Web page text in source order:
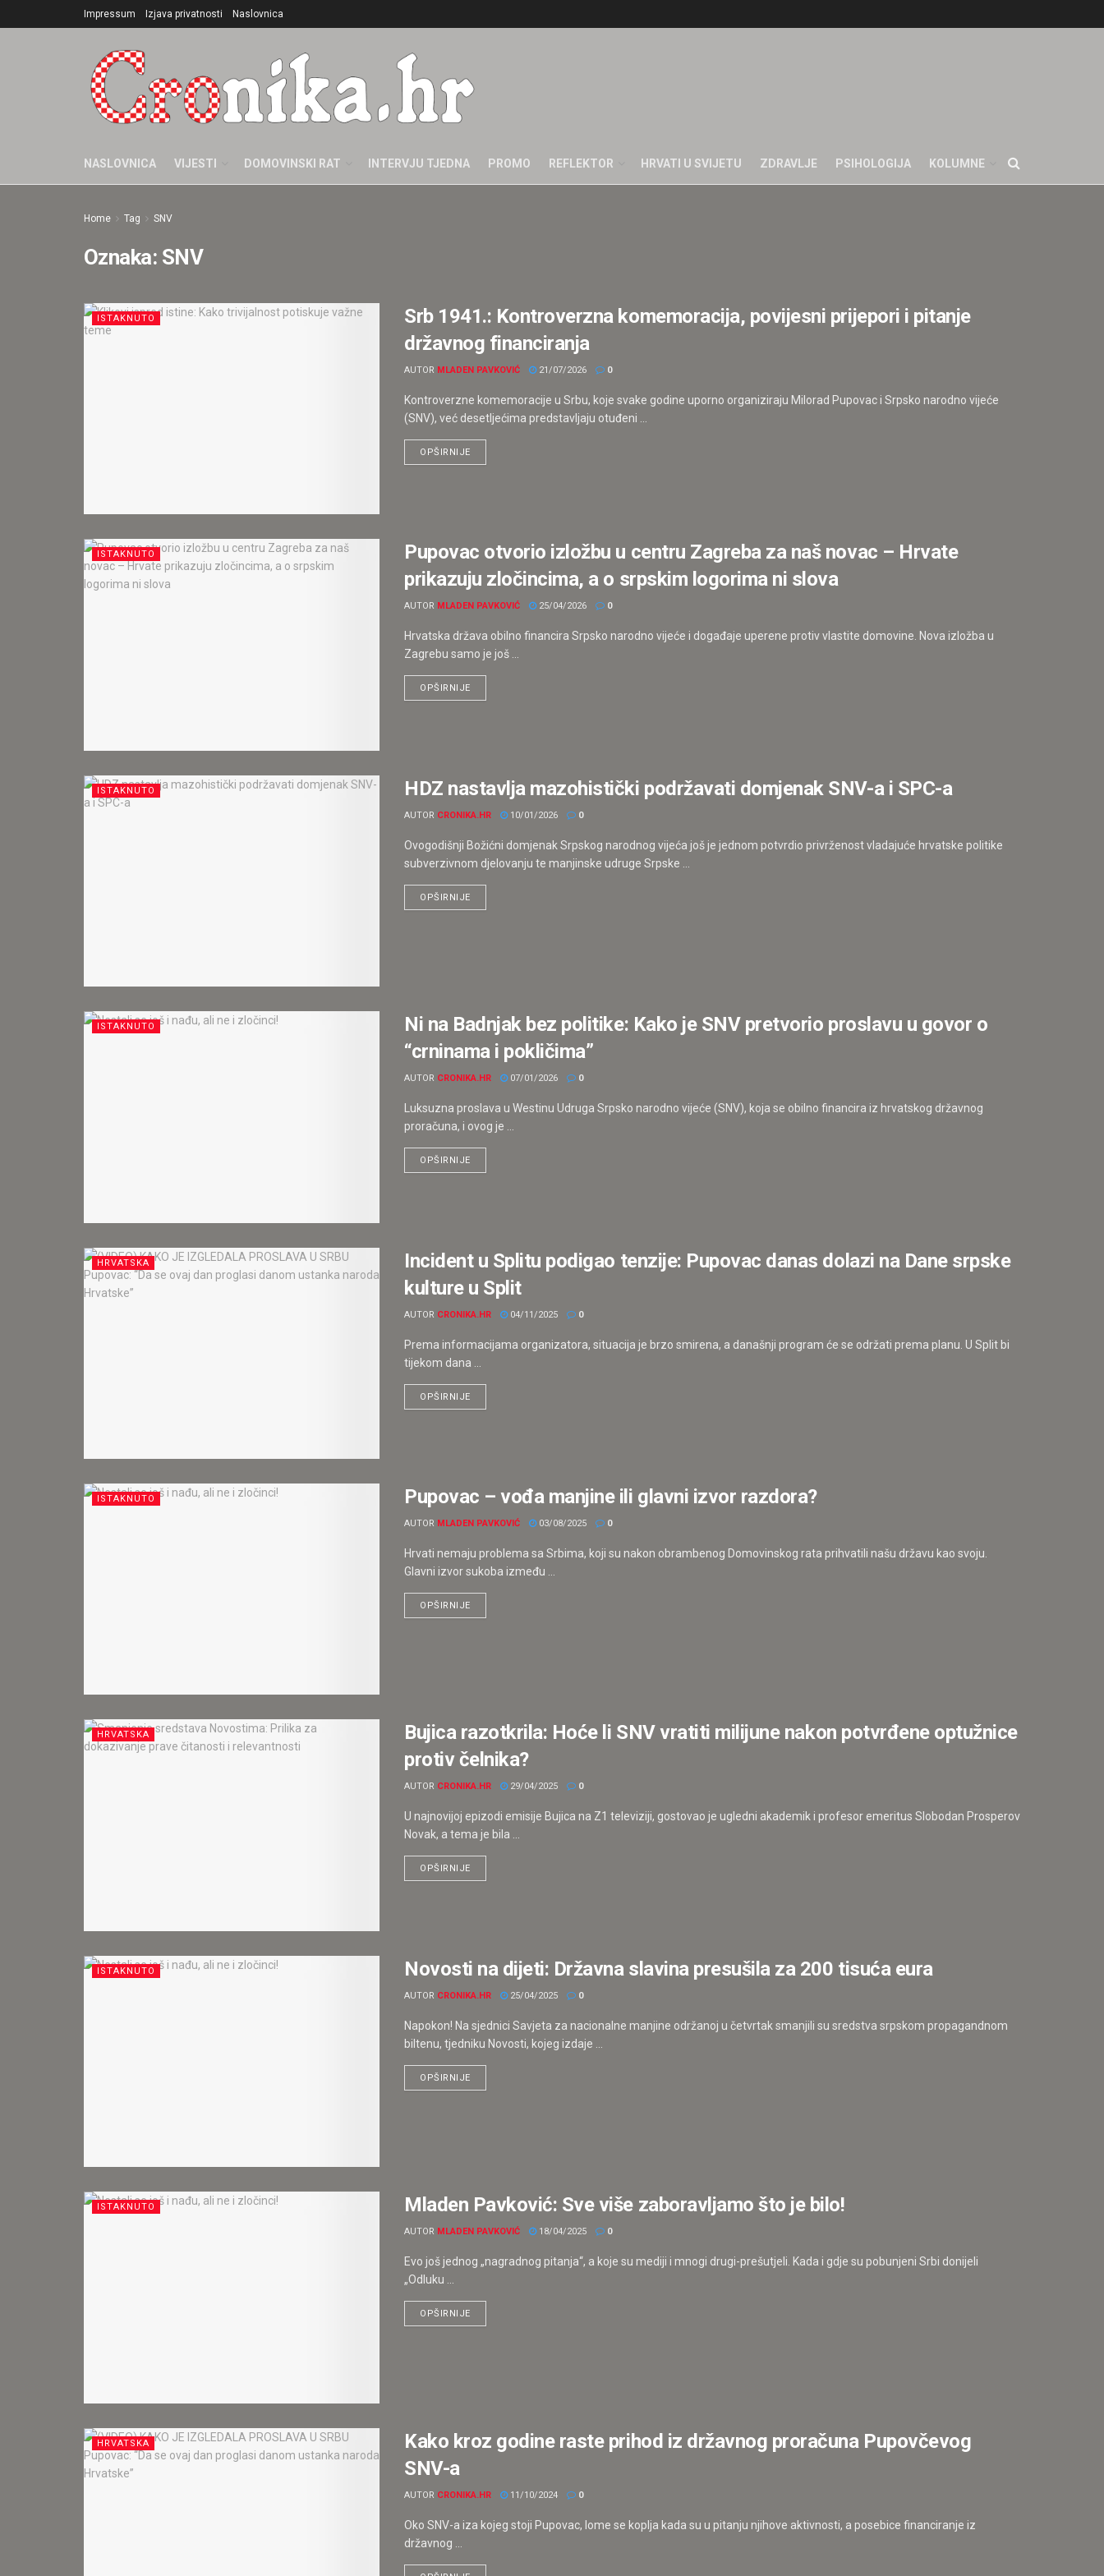
Impressum Izjava privatnosti Naslovnica
NASLOVNICA VIJESTI DOMOVINSKI RAT INTERVJU TJEDNA PROMO REFLEKTOR HRVATI U SVIJETU ZDRAVLJE PSIHOLOGIJA KOLUMNE
Home Tag SNV
Oznaka: SNV
ISTAKNUTO
Srb 1941.: Kontroverzna komemoracija, povijesni prijepori i pitanje
državnog financiranja
AUTOR MLADEN PAVKOVIĆ 21/07/2026 0
Kontroverzne komemoracije u Srbu, koje svake godine uporno organiziraju Milorad Pupovac i Srpsko narodno vijeće
(SNV), već desetljećima predstavljaju otuđeni ...
OPŠIRNIJE
ISTAKNUTO
Pupovac otvorio izložbu u centru Zagreba za naš novac – Hrvate
prikazuju zločincima, a o srpskim logorima ni slova
AUTOR MLADEN PAVKOVIĆ 25/04/2026 0
Hrvatska država obilno financira Srpsko narodno vijeće i događaje uperene protiv vlastite domovine. Nova izložba u
Zagrebu samo je još ...
OPŠIRNIJE
ISTAKNUTO HDZ nastavlja mazohistički podržavati domjenak SNV-a i SPC-a
AUTOR CRONIKA.HR 10/01/2026 0
Ovogodišnji Božićni domjenak Srpskog narodnog vijeća još je jednom potvrdio privrženost vladajuće hrvatske politike
subverzivnom djelovanju te manjinske udruge Srpske ...
OPŠIRNIJE
ISTAKNUTO
Ni na Badnjak bez politike: Kako je SNV pretvorio proslavu u govor o
“crninama i pokličima”
AUTOR CRONIKA.HR 07/01/2026 0
Luksuzna proslava u Westinu Udruga Srpsko narodno vijeće (SNV), koja se obilno financira iz hrvatskog državnog
proračuna, i ovog je ...
OPŠIRNIJE
HRVATSKA
Incident u Splitu podigao tenzije: Pupovac danas dolazi na Dane srpske
kulture u Split
AUTOR CRONIKA.HR 04/11/2025 0
Prema informacijama organizatora, situacija je brzo smirena, a današnji program će se održati prema planu. U Split bi
tijekom dana ...
OPŠIRNIJE
ISTAKNUTO Pupovac – vođa manjine ili glavni izvor razdora?
AUTOR MLADEN PAVKOVIĆ 03/08/2025 0
Hrvati nemaju problema sa Srbima, koji su nakon obrambenog Domovinskog rata prihvatili našu državu kao svoju.
Glavni izvor sukoba između ...
OPŠIRNIJE
HRVATSKA
Bujica razotkrila: Hoće li SNV vratiti milijune nakon potvrđene optužnice
protiv čelnika?
AUTOR CRONIKA.HR 29/04/2025 0
U najnovijoj epizodi emisije Bujica na Z1 televiziji, gostovao je ugledni akademik i profesor emeritus Slobodan Prosperov
Novak, a tema je bila ...
OPŠIRNIJE
ISTAKNUTO Novosti na dijeti: Državna slavina presušila za 200 tisuća eura
AUTOR CRONIKA.HR 25/04/2025 0
Napokon! Na sjednici Savjeta za nacionalne manjine održanoj u četvrtak smanjili su sredstva srpskom propagandnom
biltenu, tjedniku Novosti, kojeg izdaje ...
OPŠIRNIJE
ISTAKNUTO Mladen Pavković: Sve više zaboravljamo što je bilo!
AUTOR MLADEN PAVKOVIĆ 18/04/2025 0
Evo još jednog „nagradnog pitanja“, a koje su mediji i mnogi drugi-prešutjeli. Kada i gdje su pobunjeni Srbi donijeli
„Odluku ...
OPŠIRNIJE
HRVATSKA
Kako kroz godine raste prihod iz državnog proračuna Pupovčevog
SNV-a
AUTOR CRONIKA.HR 11/10/2024 0
Oko SNV-a iza kojeg stoji Pupovac, lome se koplja kada su u pitanju njihove aktivnosti, a posebice financiranje iz
državnog ...